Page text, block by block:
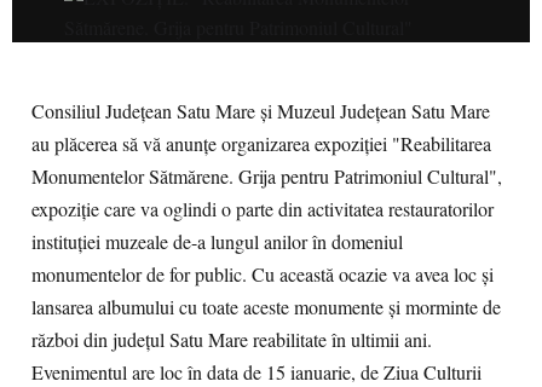
Consiliul Județean Satu Mare și Muzeul Judeţean Satu Mare
au plăcerea să vă anunţe organizarea expoziţiei "Reabilitarea
Monumentelor Sătmărene. Grija pentru Patrimoniul Cultural",
expoziţie care va oglindi o parte din activitatea restauratorilor
instituţiei muzeale de-a lungul anilor în domeniul
monumentelor de for public. Cu această ocazie va avea loc și
lansarea albumului cu toate aceste monumente şi morminte de
război din judeţul Satu Mare reabilitate în ultimii ani.
Evenimentul are loc în data de 15 ianuarie, de Ziua Culturii